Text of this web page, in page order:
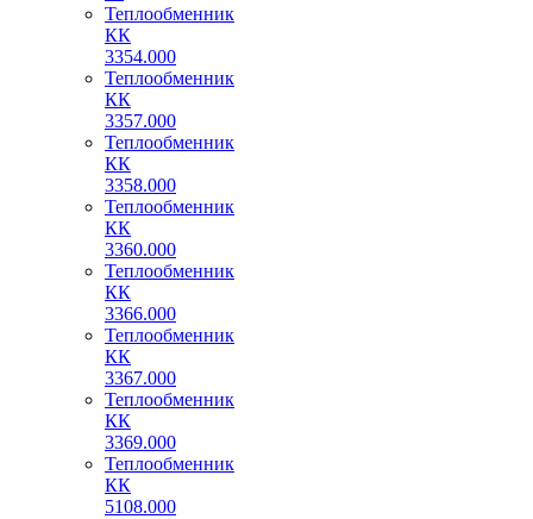
Теплообменник
КК
3354.000
Теплообменник
КК
3357.000
Теплообменник
КК
3358.000
Теплообменник
КК
3360.000
Теплообменник
КК
3366.000
Теплообменник
КК
3367.000
Теплообменник
КК
3369.000
Теплообменник
КК
5108.000